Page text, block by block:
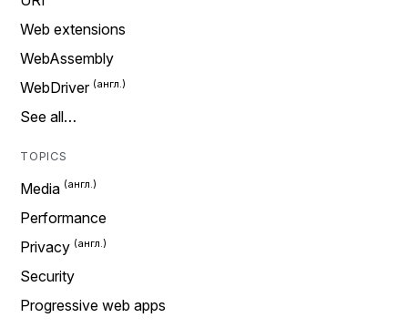
Web extensions
WebAssembly
WebDriver
See all…
TOPICS
Media
Performance
Privacy
Security
Progressive web apps